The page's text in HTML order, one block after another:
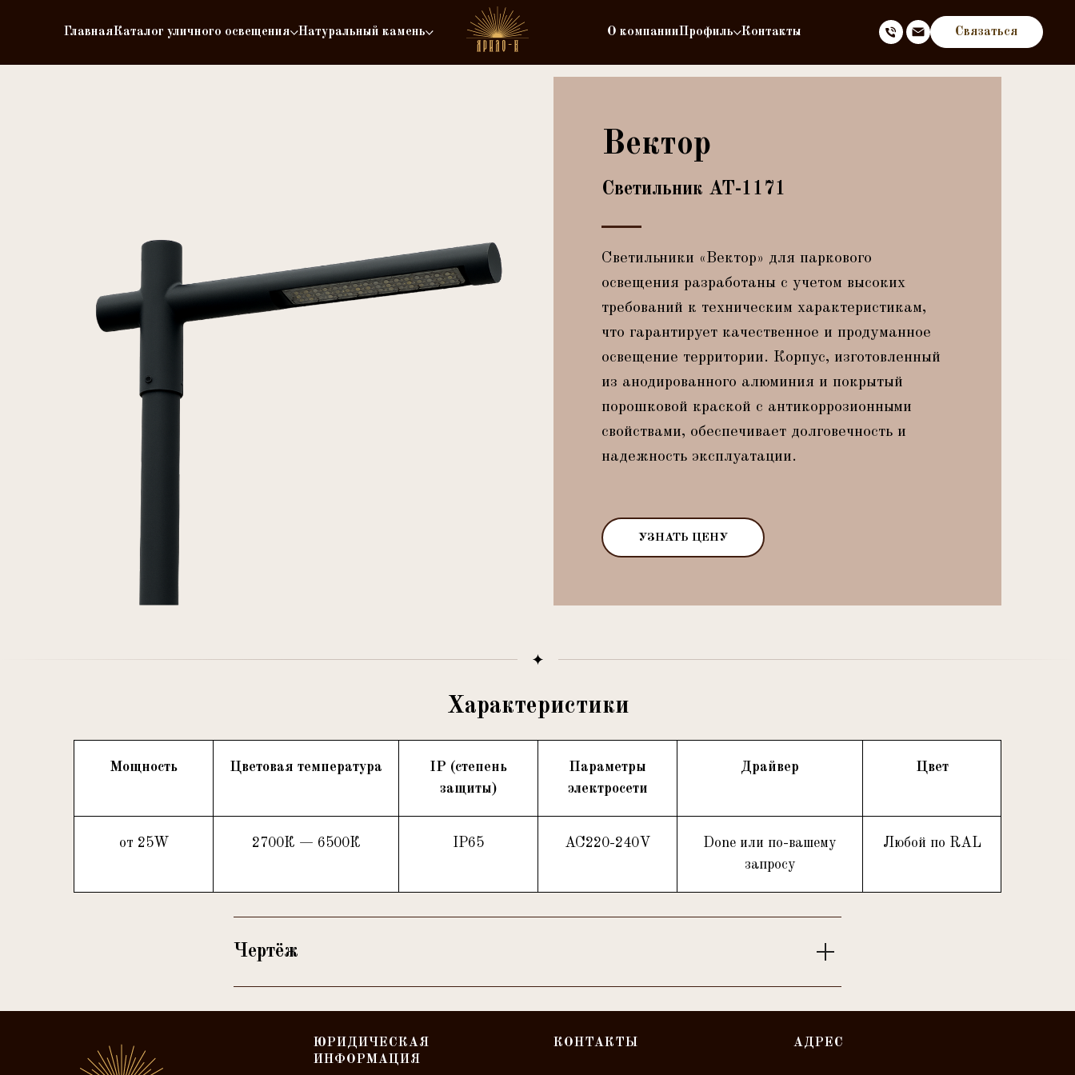
ГлавнаяКаталог уличного освещения Натуральный камень О компанииПрофиль Контакты Связаться
Вектор
Светильник АТ-1171
Светильники «Вектор» для паркового
освещения разработаны с учетом высоких
требований к техническим характеристикам,
что гарантирует качественное и продуманное
освещение территории. Корпус, изготовленный
из анодированного алюминия и покрытый
порошковой краской с антикоррозионными
свойствами, обеспечивает долговечность и
надежность эксплуатации.
УЗНАТЬ ЦЕНУ
Характеристики
Мощность Цветовая температура
IP (степень
защиты)
Параметры
электросети
Драйвер Цвет
от 25W 2700К — 6500К IP65 AC220-240V
Done или по-вашему
запросу
Любой по RAL
Чертёж
ЮРИДИЧЕСКАЯ
ИНФОРМАЦИЯ
КОНТАКТЫ АДРЕС